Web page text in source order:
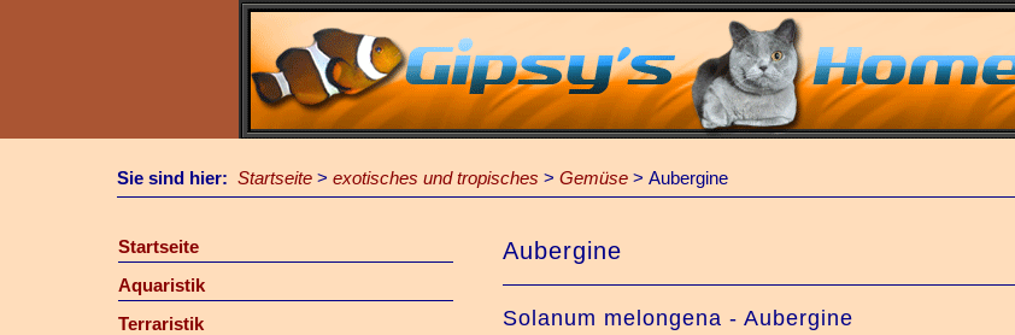
Sie sind hier: Startseite > exotisches und tropisches > Gemüse > Aubergine
Startseite
Aquaristik
Terraristik
Aubergine
Solanum melongena - Aubergine